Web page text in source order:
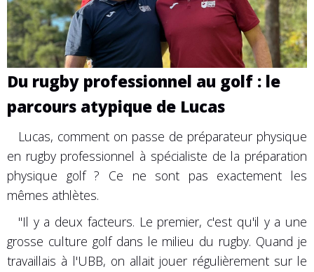
Du rugby professionnel au golf : le
parcours atypique de Lucas
Lucas, comment on passe de préparateur physique
en rugby professionnel à spécialiste de la préparation
physique golf ? Ce ne sont pas exactement les
mêmes athlètes.
"Il y a deux facteurs. Le premier, c'est qu'il y a une
grosse culture golf dans le milieu du rugby. Quand je
travaillais à l'UBB, on allait jouer régulièrement sur le